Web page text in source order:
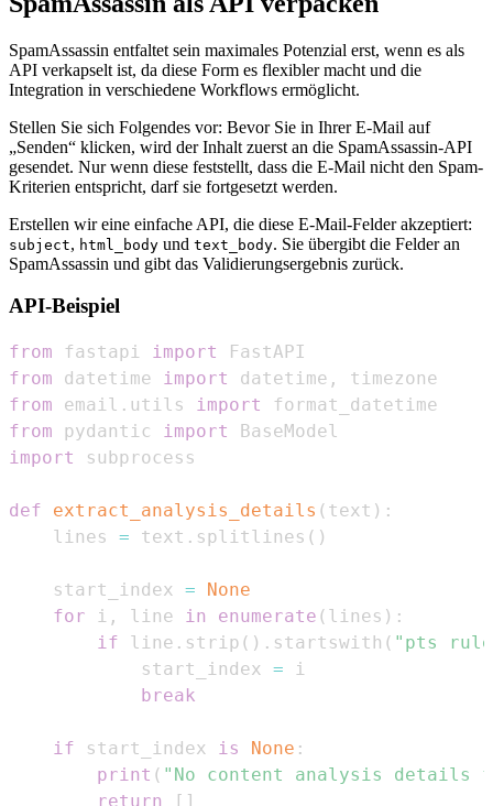
SpamAssassin entfaltet sein maximales Potenzial erst, wenn es als
API verkapselt ist, da diese Form es flexibler macht und die
Integration in verschiedene Workflows ermöglicht.
Stellen Sie sich Folgendes vor: Bevor Sie in Ihrer E-Mail auf
„Senden“ klicken, wird der Inhalt zuerst an die SpamAssassin-API
gesendet. Nur wenn diese feststellt, dass die E-Mail nicht den Spam-
Kriterien entspricht, darf sie fortgesetzt werden.
Erstellen wir eine einfache API, die diese E-Mail-Felder akzeptiert:
subject, html_body und text_body. Sie übergibt die Felder an
SpamAssassin und gibt das Validierungsergebnis zurück.
API-Beispiel
from fastapi import
from datetime import datetime ,
from email . utils import
from pydantic import
import
def extract_analysis_details ( text ) :
    lines
= text . splitlines ( )
    start_index
=
None
for i , line in enumerate ( lines ) :
if line . strip ( ) . startswith ( "pts
            start_index
=
break
if start_index is None :
print ( "No content analysis details
return
[ ]